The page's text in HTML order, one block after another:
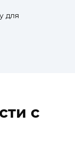
для
с